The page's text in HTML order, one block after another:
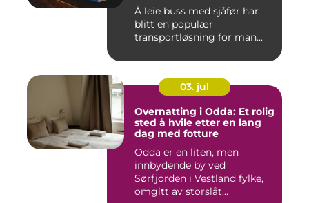
Å leie buss med sjåfør har
blitt en populær
transportløsning for man...
03. jul
Overnatting i Odda: Et rolig
sted å hvile etter en lang
dag med fotture
Odda er en liten, men
innbydende by ved
Sørfjorden i Vestland fylke,
omgitt av storslåt...